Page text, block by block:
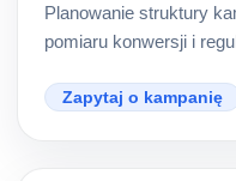
Planowanie struktury
pomiaru konwersji i
Zapytaj o kampanię